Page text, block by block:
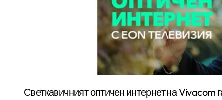
Светкавичният оптичен интернет на Vivacom гарантира сигурна интернет свързаност за редица